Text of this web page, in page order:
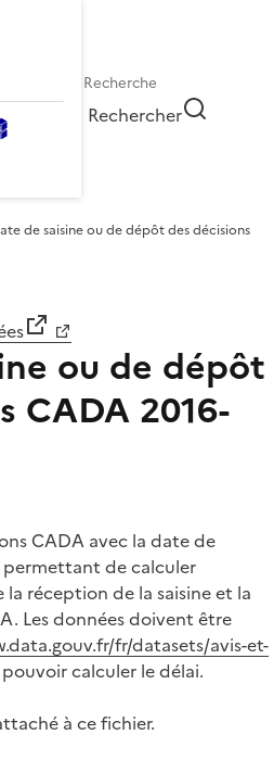
Rechercher
de saisine ou de dépôt des décisions
ou de dépôt
CADA 2016-
CADA avec la date de
de calculer
réception de la saisine et la
Les données doivent être
fr/datasets/avis-et-
calculer le délai.
à ce fichier.